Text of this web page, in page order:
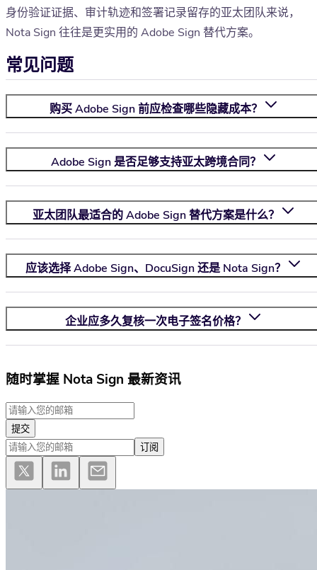
身份验证证据、审计轨迹和签署记录留存的亚太团队来说，
Nota Sign 往往是更实用的 Adobe Sign 替代方案。
常见问题
购买 Adobe Sign 前应检查哪些隐藏成本？
Adobe Sign 是否足够支持亚太跨境合同？
亚太团队最适合的 Adobe Sign 替代方案是什么？
应该选择 Adobe Sign、DocuSign 还是Nota Sign？
企业应多久复核一次电子签名价格？
随时掌握 Nota Sign 最新资讯
提交
订阅